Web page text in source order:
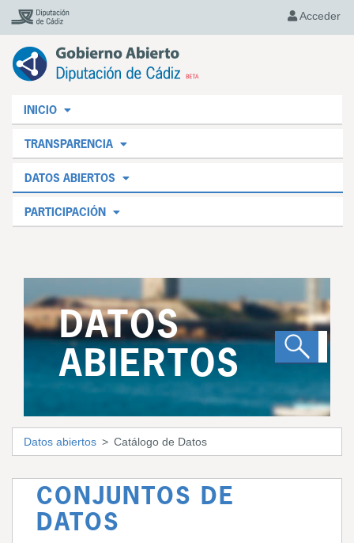
Acceder
INICIO
TRANSPARENCIA
DATOS ABIERTOS
PARTICIPACIÓN
DATOS
ABIERTOS
Datos abiertos Catálogo de Datos
CONJUNTOS DE
DATOS